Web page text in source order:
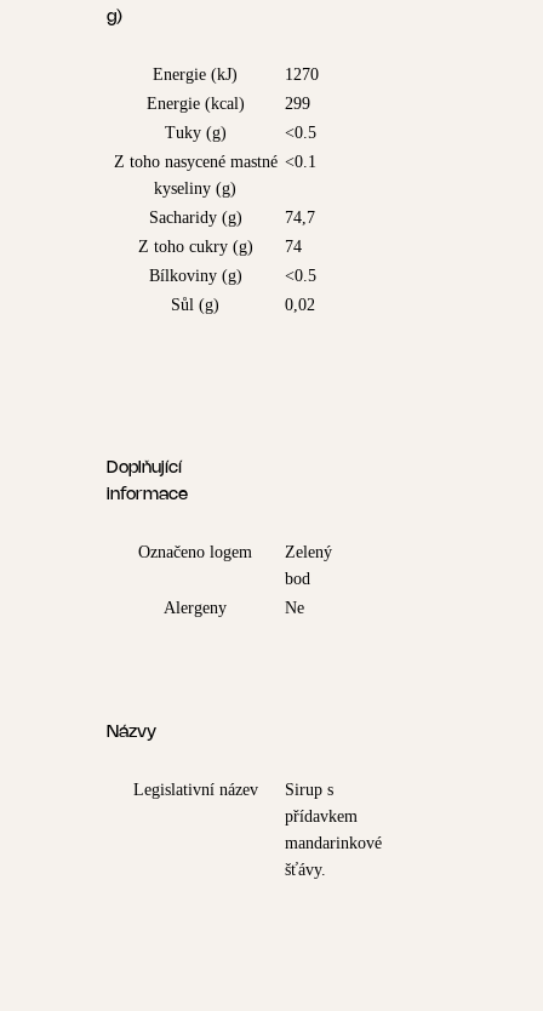
g)
Energie (kJ)
1270
Energie (kcal)
299
Tuky (g)
<0.5
Z toho nasycené mastné
kyseliny (g)
<0.1
Sacharidy (g)
74,7
Z toho cukry (g)
74
Bílkoviny (g)
<0.5
Sůl (g)
0,02
Doplňující
informace
Označeno logem
Zelený
bod
Alergeny
Ne
Názvy
Legislativní název
Sirup s
přídavkem
mandarinkové
šťávy.